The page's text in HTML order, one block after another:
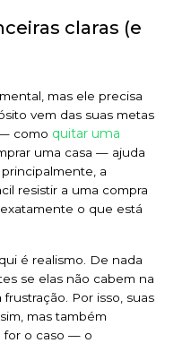
claras (e
mas ele precisa
vem das suas metas
como quitar uma
uma casa — ajuda
a
resistir a uma compra
o que está
é realismo. De nada
se elas não cabem na
Por isso, suas
mas também
for o caso — o